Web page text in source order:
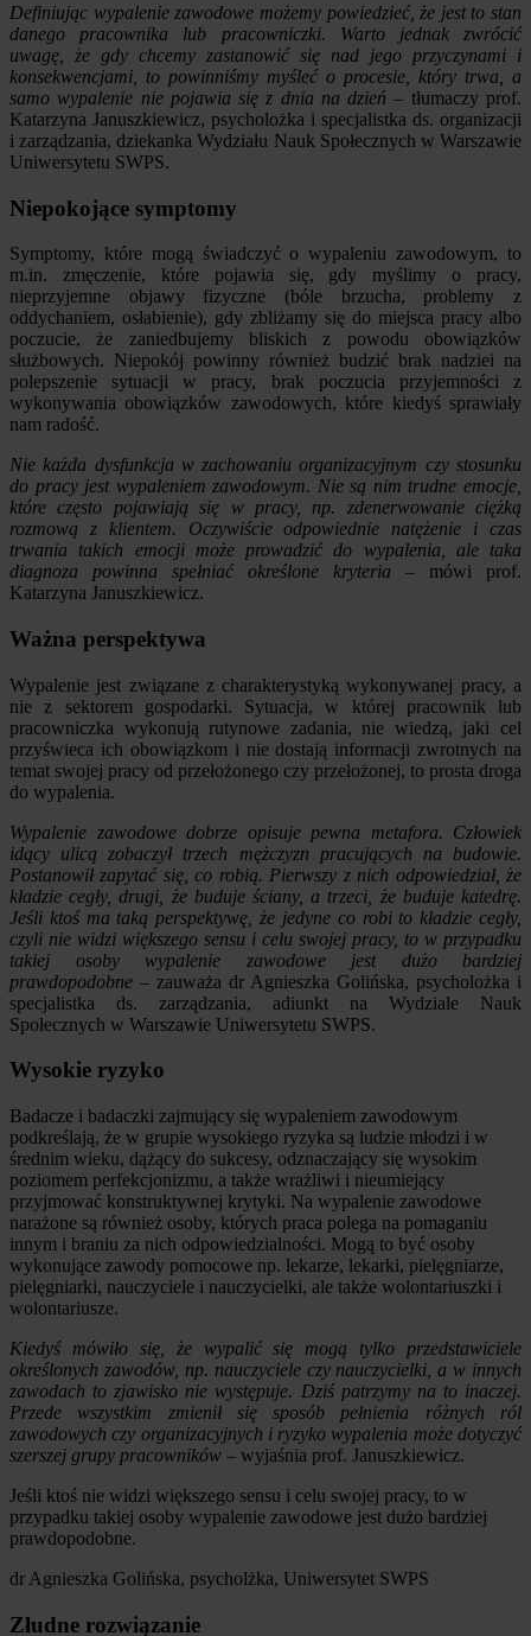
Definiując wypalenie zawodowe możemy powiedzieć, że jest to stan
danego pracownika lub pracowniczki. Warto jednak zwrócić
uwagę, że gdy chcemy zastanowić się nad jego przyczynami i
konsekwencjami, to powinniśmy myśleć o procesie, który trwa, a
samo wypalenie nie pojawia się z dnia na dzień – tłumaczy prof.
Katarzyna Januszkiewicz, psycholożka i specjalistka ds. organizacji
i zarządzania, dziekanka Wydziału Nauk Społecznych w Warszawie
Uniwersytetu SWPS.
Niepokojące symptomy
Symptomy, które mogą świadczyć o wypaleniu zawodowym, to
m.in. zmęczenie, które pojawia się, gdy myślimy o pracy,
nieprzyjemne objawy fizyczne (bóle brzucha, problemy z
oddychaniem, osłabienie), gdy zbliżamy się do miejsca pracy albo
poczucie, że zaniedbujemy bliskich z powodu obowiązków
służbowych. Niepokój powinny również budzić brak nadziei na
polepszenie sytuacji w pracy, brak poczucia przyjemności z
wykonywania obowiązków zawodowych, które kiedyś sprawiały
nam radość.
Nie każda dysfunkcja w zachowaniu organizacyjnym czy stosunku
do pracy jest wypaleniem zawodowym. Nie są nim trudne emocje,
które często pojawiają się w pracy, np. zdenerwowanie ciężką
rozmową z klientem. Oczywiście odpowiednie natężenie i czas
trwania takich emocji może prowadzić do wypalenia, ale taka
diagnoza powinna spełniać określone kryteria – mówi prof.
Katarzyna Januszkiewicz.
Ważna perspektywa
Wypalenie jest związane z charakterystyką wykonywanej pracy, a
nie z sektorem gospodarki. Sytuacja, w której pracownik lub
pracowniczka wykonują rutynowe zadania, nie wiedzą, jaki cel
przyświeca ich obowiązkom i nie dostają informacji zwrotnych na
temat swojej pracy od przełożonego czy przełożonej, to prosta droga
do wypalenia.
Wypalenie zawodowe dobrze opisuje pewna metafora. Człowiek
idący ulicą zobaczył trzech mężczyzn pracujących na budowie.
Postanowił zapytać się, co robią. Pierwszy z nich odpowiedział, że
kładzie cegły, drugi, że buduje ściany, a trzeci, że buduje katedrę.
Jeśli ktoś ma taką perspektywę, że jedyne co robi to kładzie cegły,
czyli nie widzi większego sensu i celu swojej pracy, to w przypadku
takiej osoby wypalenie zawodowe jest dużo bardziej
prawdopodobne – zauważa dr Agnieszka Golińska, psycholożka i
specjalistka ds. zarządzania, adiunkt na Wydziale Nauk
Społecznych w Warszawie Uniwersytetu SWPS.
Wysokie ryzyko
Badacze i badaczki zajmujący się wypaleniem zawodowym
podkreślają, że w grupie wysokiego ryzyka są ludzie młodzi i w
średnim wieku, dążący do sukcesy, odznaczający się wysokim
poziomem perfekcjonizmu, a także wrażliwi i nieumiejący
przyjmować konstruktywnej krytyki. Na wypalenie zawodowe
narażone są również osoby, których praca polega na pomaganiu
innym i braniu za nich odpowiedzialności. Mogą to być osoby
wykonujące zawody pomocowe np. lekarze, lekarki, pielęgniarze,
pielęgniarki, nauczyciele i nauczycielki, ale także wolontariuszki i
wolontariusze.
Kiedyś mówiło się, że wypalić się mogą tylko przedstawiciele
określonych zawodów, np. nauczyciele czy nauczycielki, a w innych
zawodach to zjawisko nie występuje. Dziś patrzymy na to inaczej.
Przede wszystkim zmienił się sposób pełnienia różnych ról
zawodowych czy organizacyjnych i ryzyko wypalenia może dotyczyć
szerszej grupy pracowników – wyjaśnia prof. Januszkiewicz.
Jeśli ktoś nie widzi większego sensu i celu swojej pracy, to w
przypadku takiej osoby wypalenie zawodowe jest dużo bardziej
prawdopodobne.
dr Agnieszka Golińska, psycholżka, Uniwersytet SWPS
Złudne rozwiązanie